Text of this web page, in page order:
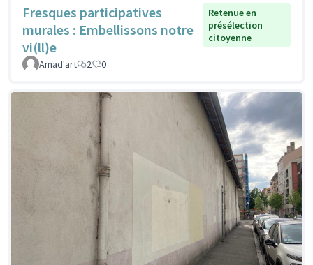
Fresques participatives
murales : Embellissons notre
vi(ll)e
Retenue en
présélection
citoyenne
Amad'art 2 0